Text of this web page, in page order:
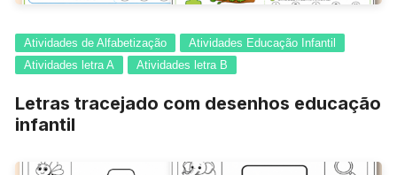
Atividades de Alfabetização
Atividades Educação Infantil
Atividades letra A
Atividades letra B
Letras tracejado com desenhos educação
infantil